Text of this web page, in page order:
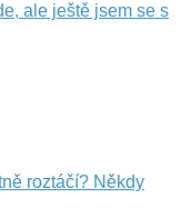
ale ještě jsem se s
roztáčí? Někdy